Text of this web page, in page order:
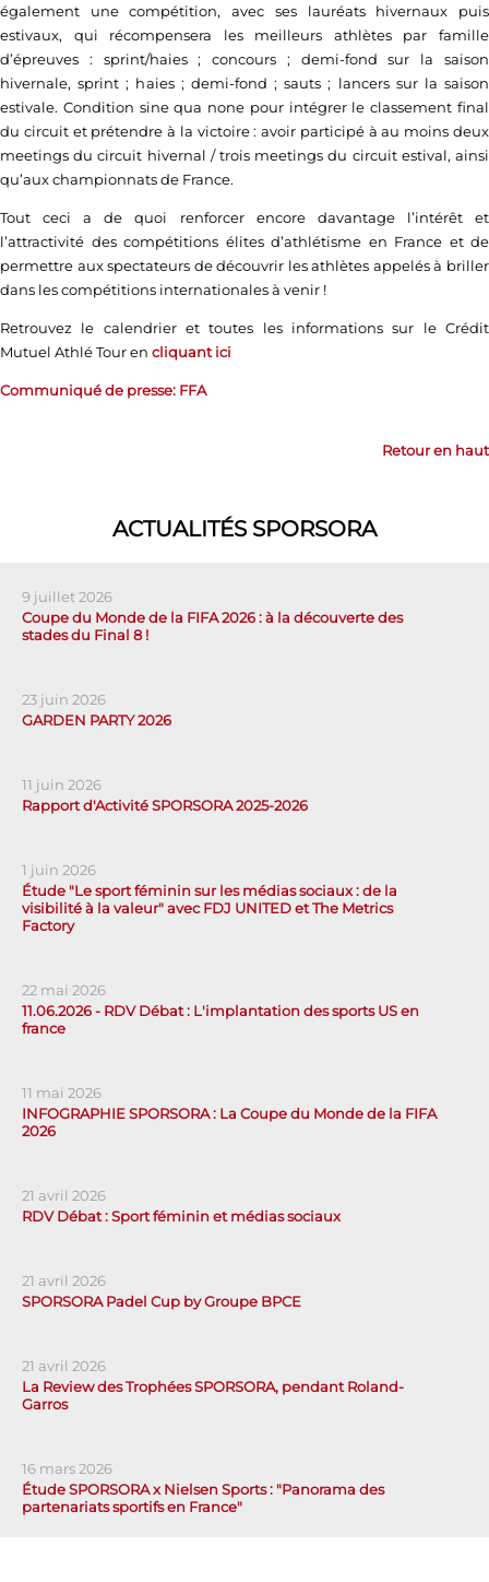
également une compétition, avec ses lauréats hivernaux puis
estivaux, qui récompensera les meilleurs athlètes par famille
d’épreuves : sprint/haies ; concours ; demi-fond sur la saison
hivernale, sprint ; haies ; demi-fond ; sauts ; lancers sur la saison
estivale. Condition sine qua none pour intégrer le classement final
du circuit et prétendre à la victoire : avoir participé à au moins deux
meetings du circuit hivernal / trois meetings du circuit estival, ainsi
qu’aux championnats de France.
Tout ceci a de quoi renforcer encore davantage l’intérêt et
l’attractivité des compétitions élites d’athlétisme en France et de
permettre aux spectateurs de découvrir les athlètes appelés à briller
dans les compétitions internationales à venir !
Retrouvez le calendrier et toutes les informations sur le Crédit
Mutuel Athlé Tour en cliquant ici
Communiqué de presse: FFA
Retour en haut
ACTUALITÉS SPORSORA
9 juillet 2026
Coupe du Monde de la FIFA 2026 : à la découverte des
stades du Final 8 !
23 juin 2026
GARDEN PARTY 2026
11 juin 2026
Rapport d'Activité SPORSORA 2025-2026
1 juin 2026
Étude "Le sport féminin sur les médias sociaux : de la
visibilité à la valeur" avec FDJ UNITED et The Metrics
Factory
22 mai 2026
11.06.2026 - RDV Débat : L'implantation des sports US en
france
11 mai 2026
INFOGRAPHIE SPORSORA : La Coupe du Monde de la FIFA
2026
21 avril 2026
RDV Débat : Sport féminin et médias sociaux
21 avril 2026
SPORSORA Padel Cup by Groupe BPCE
21 avril 2026
La Review des Trophées SPORSORA, pendant Roland-
Garros
16 mars 2026
Étude SPORSORA x Nielsen Sports : "Panorama des
partenariats sportifs en France"